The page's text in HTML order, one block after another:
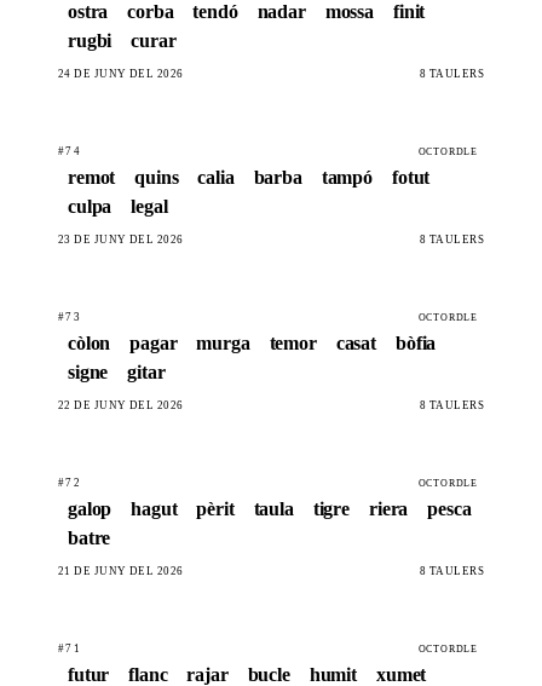
ostra corba tendó nadar mossa
finit
rugbi
curar
24 DE JUNY DEL 2026 8 TAULERS
#74 OCTORDLE
remot quins calia barba tampó
fotut
culpa
legal
23 DE JUNY DEL 2026 8 TAULERS
#73 OCTORDLE
còlon pagar murga temor casat
bòfia
signe
gitar
22 DE JUNY DEL 2026 8 TAULERS
#72 OCTORDLE
galop hagut pèrit taula tigre riera
pesca
batre
21 DE JUNY DEL 2026 8 TAULERS
#71 OCTORDLE
futur flanc rajar bucle humit
xumet